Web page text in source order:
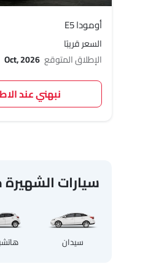
أومودا E5
السعر قريبًا
الإطلاق المتوقع Oct, 2026
نبهني عند
سيارات
سيدان